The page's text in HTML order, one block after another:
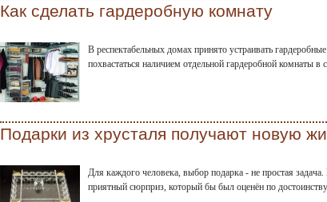
Как сделать гардеробную комнату
В респектабельных домах принято устраивать
похвастаться наличием отдельной гардеробной комнаты в
Подарки из хрусталя получают новую
Для каждого человека, выбор подарка - не простая
приятный сюрприз, который бы был оценён по достоинству.